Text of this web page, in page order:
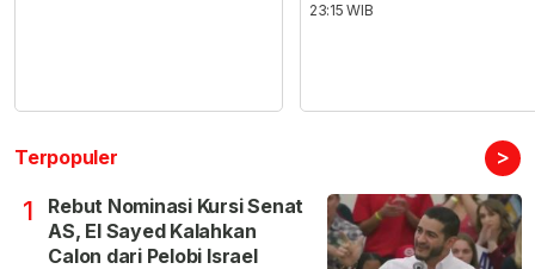
23:15 WIB
Terpopuler >
1
Rebut Nominasi Kursi Senat
AS, El Sayed Kalahkan
Calon dari Pelobi Israel